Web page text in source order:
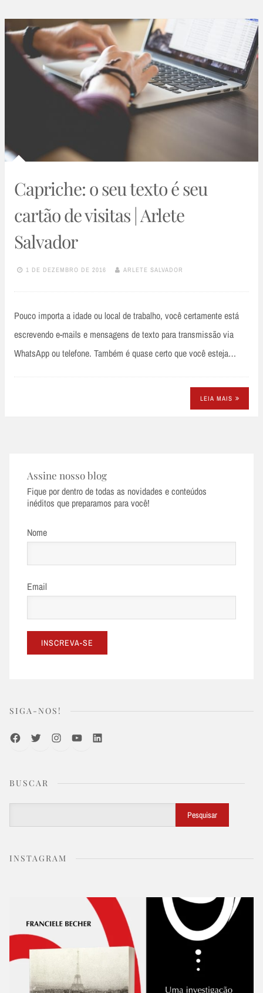
Capriche: o seu texto é seu
cartão de visitas | Arlete
Salvador
1 DE DEZEMBRO DE 2016 ARLETE SALVADOR
Pouco importa a idade ou local de trabalho, você certamente está
escrevendo e-mails e mensagens de texto para transmissão via
WhatsApp ou telefone. Também é quase certo que você esteja…
LEIA MAIS
Assine nosso blog
Fique por dentro de todas as novidades e conteúdos
inéditos que preparamos para você!
Nome
Email
SIGA-NOS!
FacebookTwitterInstagramYoutubeLinkedIn
BUSCAR
Pesquisar
INSTAGRAM